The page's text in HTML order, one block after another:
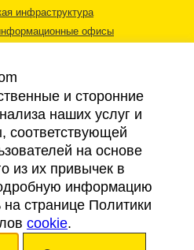
инфраструктура
офисы
информация
Cookies
и сторонние
наших услуг и
соответствующей
на основе
из их привычек в
информацию
странице Политики
cookie.